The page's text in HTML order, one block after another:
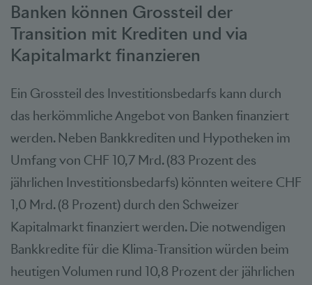
Banken können Grossteil der
Transition mit Krediten und via
Kapitalmarkt finanzieren
Ein Grossteil des Investitionsbedarfs kann durch
das herkömmliche Angebot von Banken finanziert
werden. Neben Bankkrediten und Hypotheken im
Umfang von CHF 10,7 Mrd. (83 Prozent des
jährlichen Investitionsbedarfs) könnten weitere CHF
1,0 Mrd. (8 Prozent) durch den Schweizer
Kapitalmarkt finanziert werden. Die notwendigen
Bankkredite für die Klima-Transition würden beim
heutigen Volumen rund 10,8 Prozent der jährlichen